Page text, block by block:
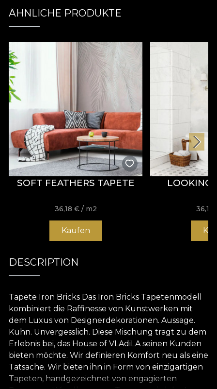
ÄHNLICHE PRODUKTE
SOFT FEATHERS TAPETE
36,18 € / m2
Kaufen
LOOKING
36,18
DESCRIPTION
Tapete Iron Bricks Das Iron Bricks Tapetenmodell
kombiniert die Raffinesse von Kunstwerken mit
dem Luxus von Designerdekorationen. Aussage.
Kühn. Unvergesslich. Diese Mischung trägt zu dem
Erlebnis bei, das House of VLAdiLA seinen Kunden
bieten möchte. Wir definieren Komfort neu als eine
Tatsache. Wir bieten ihn in Form von einzigartigen
Tapeten, handgezeichnet von engagierten